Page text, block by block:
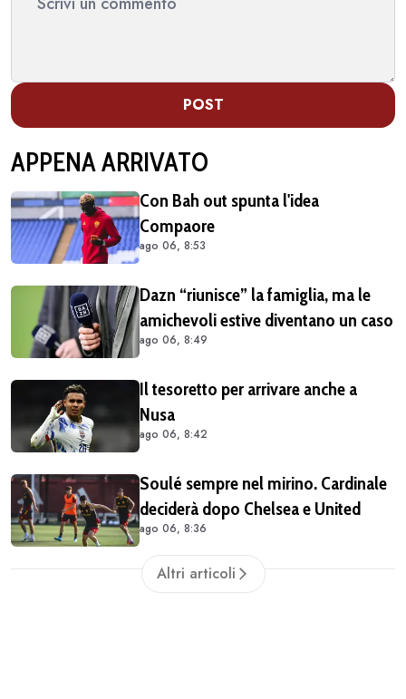
POST
APPENA ARRIVATO
Con Bah out spunta l'idea
Compaore
ago 06, 8:53
Dazn “riunisce” la famiglia, ma le
amichevoli estive diventano un caso
ago 06, 8:49
Il tesoretto per arrivare anche a
Nusa
ago 06, 8:42
Soulé sempre nel mirino. Cardinale
deciderà dopo Chelsea e United
ago 06, 8:36
Altri articoli